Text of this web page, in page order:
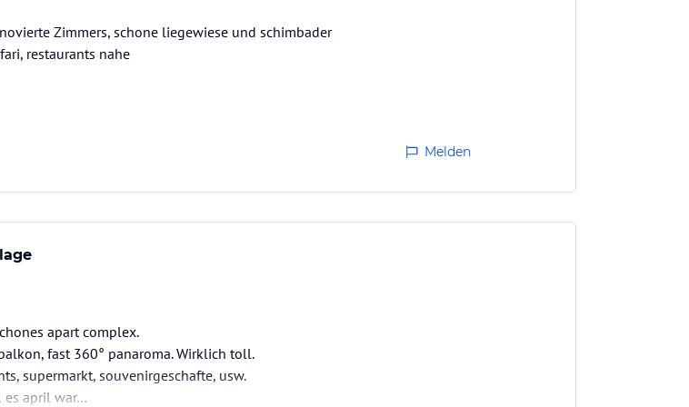
Zimmers, schone liegewiese und schimbader
restaurants nahe
Melden
apart complex.
fast 360° panaroma. Wirklich toll.
supermarkt, souvenirgeschafte, usw.
es april war…